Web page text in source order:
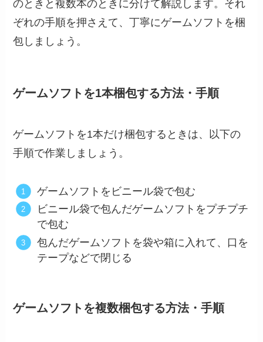
のときと複数本のときに分けて解説します。それ
ぞれの手順を押さえて、丁寧にゲームソフトを梱
包しましょう。
ゲームソフトを1本梱包する方法・手順
ゲームソフトを1本だけ梱包するときは、以下の
手順で作業しましょう。
ゲームソフトをビニール袋で包む
ビニール袋で包んだゲームソフトをプチプチ
で包む
包んだゲームソフトを袋や箱に入れて、口を
テープなどで閉じる
ゲームソフトを複数梱包する方法・手順